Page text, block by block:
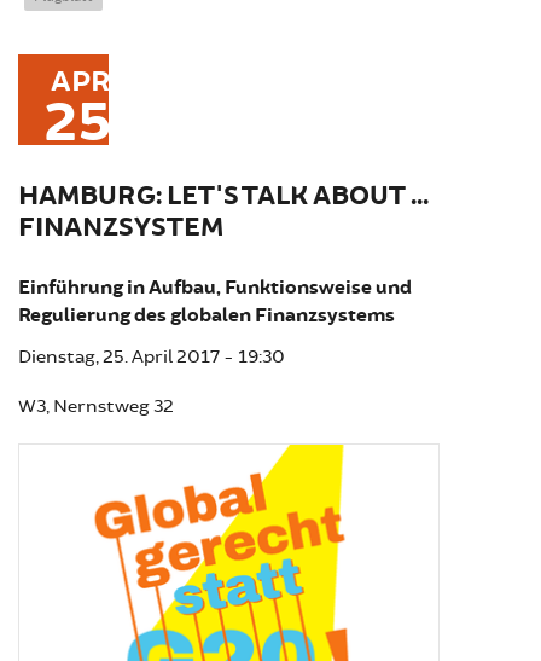
APR
25
HAMBURG: LET'S TALK ABOUT ...
FINANZSYSTEM
Einführung in Aufbau, Funktionsweise und
Regulierung des globalen Finanzsystems
Dienstag, 25. April 2017 - 19:30
W3, Nernstweg 32